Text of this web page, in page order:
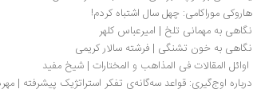
هاروکی موراکامی: چهل سال اشتباه کردم!
نگاهی به مهمانی تلخ | امیرعباس کلهر
نگاهی به خون تشنگی | فرشته سالار کریمی
اوائل المقالات فی المذاهب و المختارات | شیخ مفید
درباره ‏‫اوج‌گیری‏‫: قواعد سه‌گانه‌ی تفکر استراتژیک پیشرفته‮‬‏‫ | مهرداد اینانلو